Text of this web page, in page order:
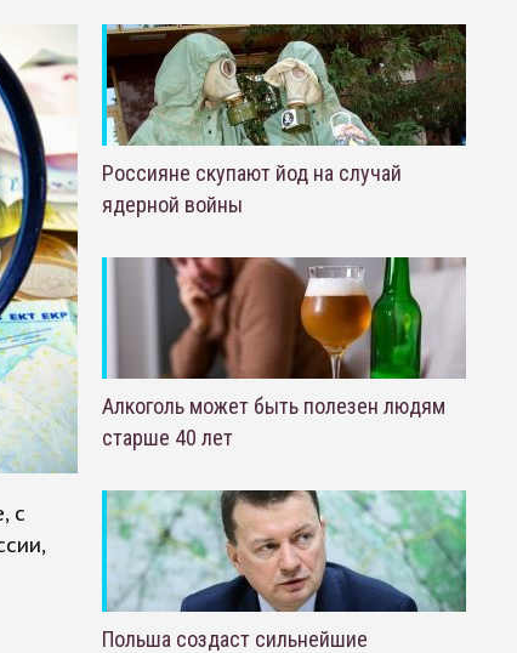
с
Россияне скупают йод на случай
ядерной войны
Алкоголь может быть полезен людям
старше 40 лет
Польша создаст сильнейшие